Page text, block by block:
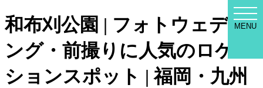
和布刈公園 | フォトウェディ
ング・前撮りに人気のロケー
ションスポット | 福岡・九州
MENU